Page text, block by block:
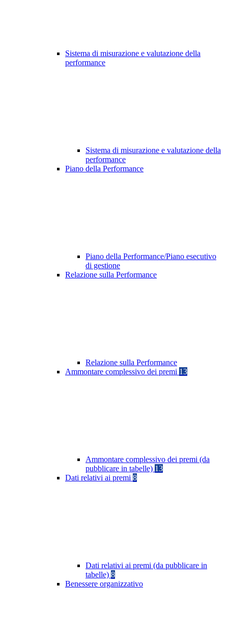
Sistema di misurazione e valutazione della
performance
Sistema di misurazione e valutazione della
performance
Piano della Performance
Piano della Performance/Piano esecutivo
di gestione
Relazione sulla Performance
Relazione sulla Performance
Ammontare complessivo dei premi 13
Ammontare complessivo dei premi (da
pubblicare in tabelle) 13
Dati relativi ai premi 8
Dati relativi ai premi (da pubblicare in
tabelle) 8
Benessere organizzativo